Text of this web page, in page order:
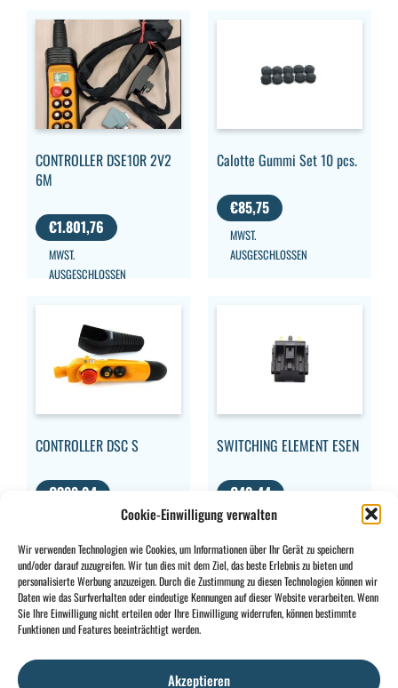
Cookie-Einwilligung verwalten
Wir verwenden Technologien wie Cookies, um Informationen über Ihr Gerät zu speichern
und/oder darauf zuzugreifen. Wir tun dies mit dem Ziel, das beste Erlebnis zu bieten und
personalisierte Werbung anzuzeigen. Durch die Zustimmung zu diesen Technologien können wir
Daten wie das Surfverhalten oder eindeutige Kennungen auf dieser Website verarbeiten. Wenn
Sie Ihre Einwilligung nicht erteilen oder Ihre Einwilligung widerrufen, können bestimmte
Funktionen und Features beeinträchtigt werden.
Akzeptieren
CONTROLLER DSE10R 2V2
6M
€1.801,76
MWST.
AUSGESCHLOSSEN
Calotte Gummi Set 10 pcs.
€85,75
MWST.
AUSGESCHLOSSEN
CONTROLLER DSC S
€388,94
SWITCHING ELEMENT ESEN
€49,44
MWST.
CONTACT
+32 2 897 34Rue des
INFO
Allgemeine
BE0734